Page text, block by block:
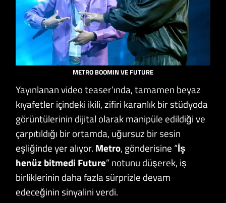
METRO BOOMIN VE FUTURE
Yayınlanan video teaser’ında, tamamen beyaz
kıyafetler içindeki ikili, zifiri karanlık bir stüdyoda
görüntülerinin dijital olarak manipüle edildiği ve
çarpıtıldığı bir ortamda, uğursuz bir sesin
eşliğinde yer alıyor. Metro, gönderisine “İş
henüz bitmedi Future” notunu düşerek, iş
birliklerinin daha fazla sürprizle devam
edeceğinin sinyalini verdi.